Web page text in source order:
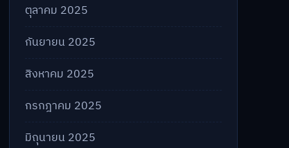
ตุลาคม 2025
กันยายน 2025
สิงหาคม 2025
กรกฎาคม 2025
มิถุนายน 2025